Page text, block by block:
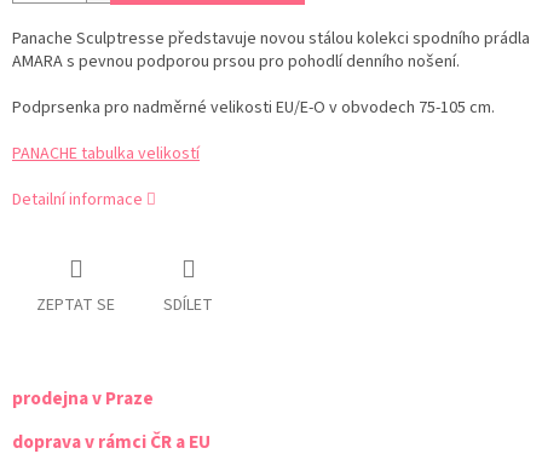
Panache Sculptresse představuje novou stálou kolekci spodního prádla
AMARA s pevnou podporou prsou pro pohodlí denního nošení.
Podprsenka pro nadměrné velikosti EU/E-O v obvodech 75-105 cm.
PANACHE tabulka velikostí
Detailní informace
ZEPTAT SE SDÍLET
prodejna v Praze
doprava v rámci ČR a EU